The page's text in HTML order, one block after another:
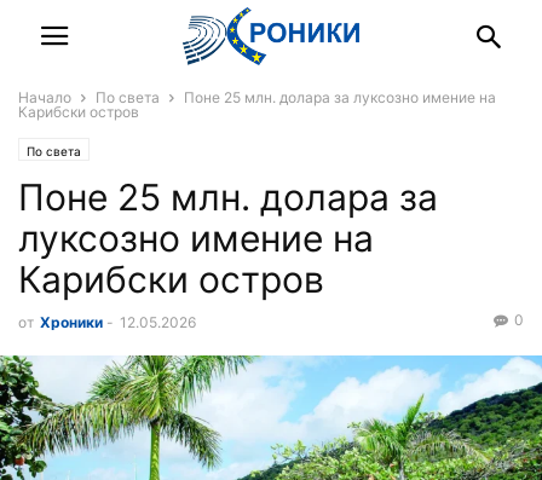
Начало По света
Поне 25 млн. долара за луксозно имение на
Карибски остров
По света
Поне 25 млн. долара за
луксозно имение на
Карибски остров
от Хроники - 12.05.2026 0